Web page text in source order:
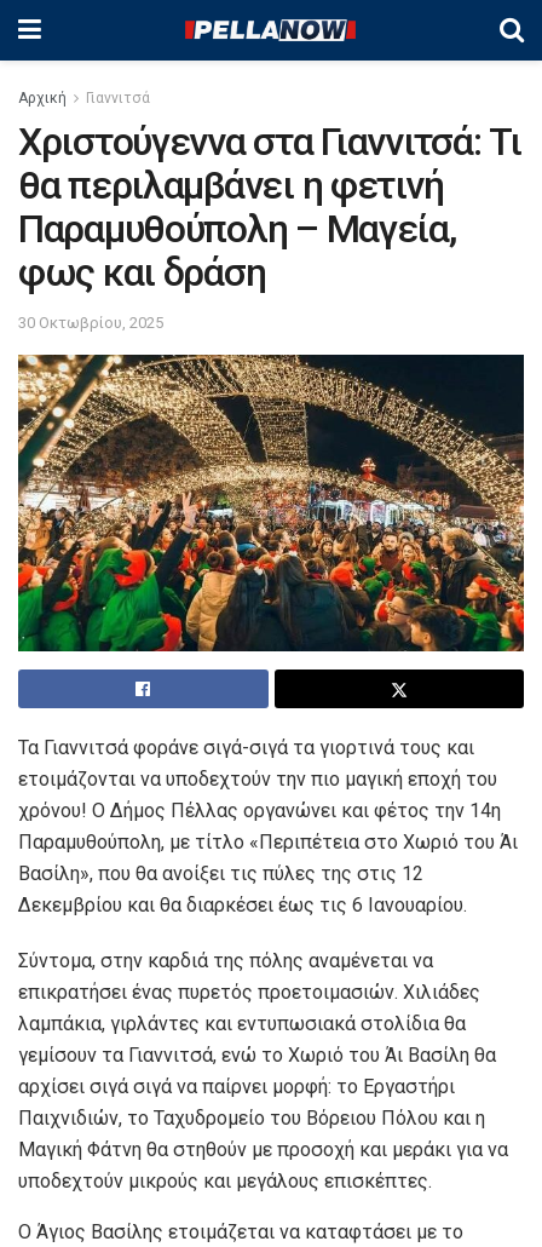
Αρχική Γιαννιτσά
Χριστούγεννα στα Γιαννιτσά: Τι
θα περιλαμβάνει η φετινή
Παραμυθούπολη – Μαγεία,
φως και δράση
30 Οκτωβρίου, 2025
Τα Γιαννιτσά φοράνε σιγά-σιγά τα γιορτινά τους και
ετοιμάζονται να υποδεχτούν την πιο μαγική εποχή του
χρόνου! Ο Δήμος Πέλλας οργανώνει και φέτος την 14η
Παραμυθούπολη, με τίτλο «Περιπέτεια στο Χωριό του Άι
Βασίλη», που θα ανοίξει τις πύλες της στις 12
Δεκεμβρίου και θα διαρκέσει έως τις 6 Ιανουαρίου.
Σύντομα, στην καρδιά της πόλης αναμένεται να
επικρατήσει ένας πυρετός προετοιμασιών. Χιλιάδες
λαμπάκια, γιρλάντες και εντυπωσιακά στολίδια θα
γεμίσουν τα Γιαννιτσά, ενώ το Χωριό του Άι Βασίλη θα
αρχίσει σιγά σιγά να παίρνει μορφή: το Εργαστήρι
Παιχνιδιών, το Ταχυδρομείο του Βόρειου Πόλου και η
Μαγική Φάτνη θα στηθούν με προσοχή και μεράκι για να
υποδεχτούν μικρούς και μεγάλους επισκέπτες.
Ο Άγιος Βασίλης ετοιμάζεται να καταφτάσει με το